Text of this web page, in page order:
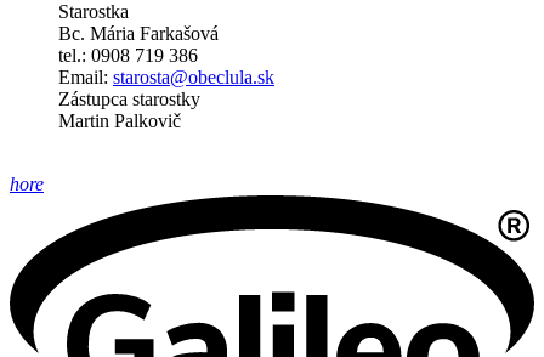
Starostka
Bc. Mária Farkašová
tel.: 0908 719 386
Email: starosta@obeclula.sk
Zástupca starostky
Martin Palkovič
hore